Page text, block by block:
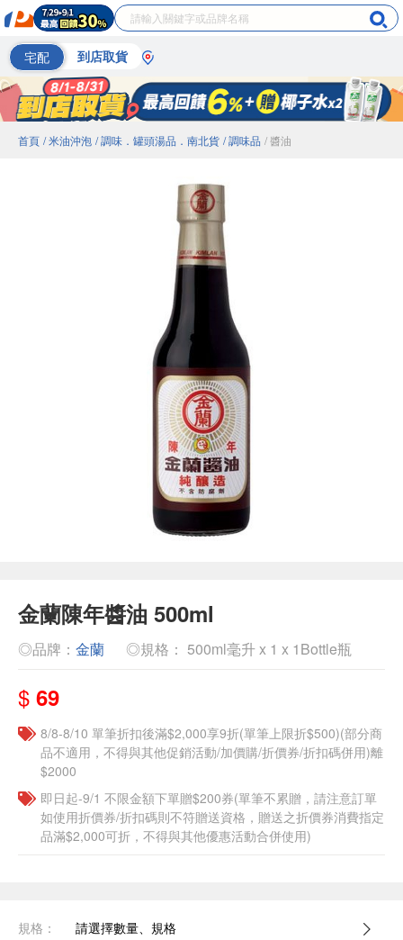
宅配 到店取貨
首頁 / 米油沖泡 / 調味．罐頭湯品．南北貨 / 調味品 / 醬油
金蘭陳年醬油 500ml
◎品牌： 金蘭 ◎規格： 500ml毫升 x 1 x 1Bottle瓶
$ 69
8/8-8/10 單筆折扣後滿$2,000享9折(單筆上限折$500)(部分商
品不適用，不得與其他促銷活動/加價購/折價券/折扣碼併用)離
$2000
即日起-9/1 不限金額下單贈$200券(單筆不累贈，請注意訂單
如使用折價券/折扣碼則不符贈送資格，贈送之折價券消費指定
品滿$2,000可折，不得與其他優惠活動合併使用)
規格： 請選擇數量、規格